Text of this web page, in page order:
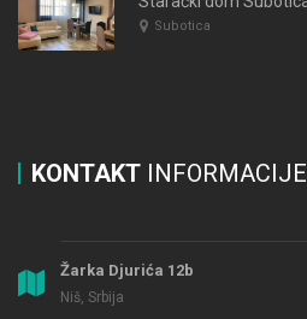
Subotica
KONTAKT INFORMACIJE
Žarka Djurića 12b
Niš, Srbija